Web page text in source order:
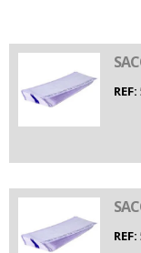
REF:
REF: